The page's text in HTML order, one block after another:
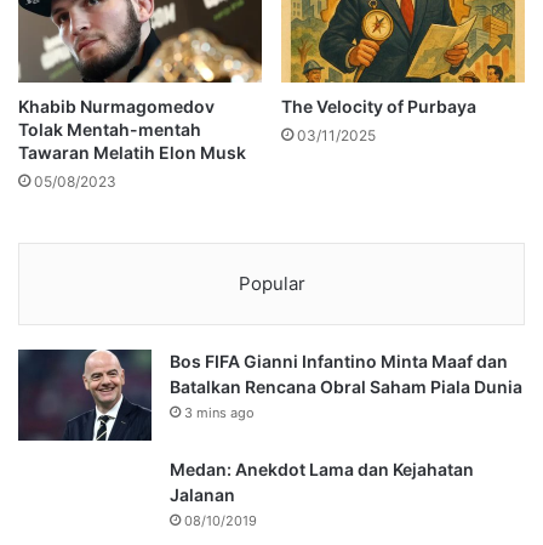
Khabib Nurmagomedov
Tolak Mentah-mentah
Tawaran Melatih Elon Musk
05/08/2023
The Velocity of Purbaya
03/11/2025
Popular
Bos FIFA Gianni Infantino Minta Maaf dan
Batalkan Rencana Obral Saham Piala Dunia
3 mins ago
Medan: Anekdot Lama dan Kejahatan
Jalanan
08/10/2019